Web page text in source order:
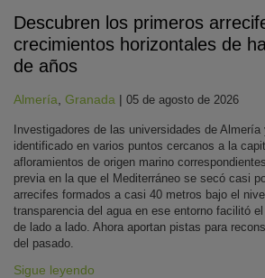
Descubren los primeros
crecimientos horizontales de
de años
Almería Granada | 05 de agosto de 2026
Investigadores de las universidades de Almería
identificado en varios puntos cercanos a la
afloramientos de origen marino
previa en la que el Mediterráneo se secó casi
arrecifes formados a casi 40 metros bajo el
transparencia del agua en ese entorno facilitó
de lado a lado. Ahora aportan pistas para
del pasado.
Sigue leyendo